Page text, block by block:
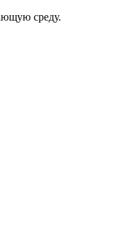
среду.